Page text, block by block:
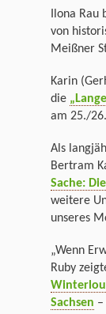
Ilona
von
Meißner
Karin
die
am 25./
Als
Bertram
Sache:
weitere
unseres
„Wenn
Ruby
Sachsen